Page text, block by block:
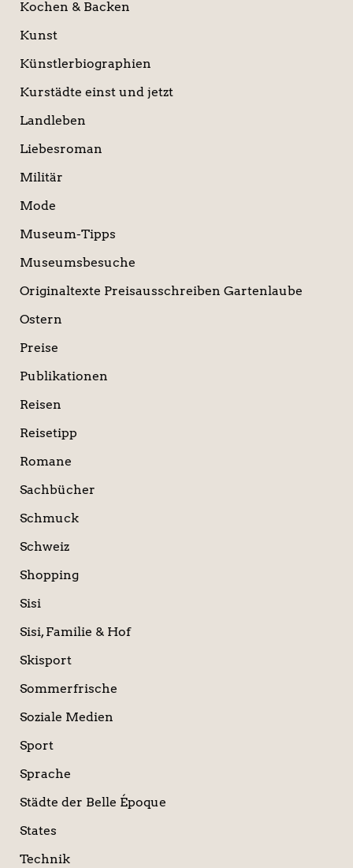
Kochen & Backen
Kunst
Künstlerbiographien
Kurstädte einst und jetzt
Landleben
Liebesroman
Militär
Mode
Museum-Tipps
Museumsbesuche
Originaltexte Preisausschreiben Gartenlaube
Ostern
Preise
Publikationen
Reisen
Reisetipp
Romane
Sachbücher
Schmuck
Schweiz
Shopping
Sisi
Sisi, Familie & Hof
Skisport
Sommerfrische
Soziale Medien
Sport
Sprache
Städte der Belle Époque
States
Technik